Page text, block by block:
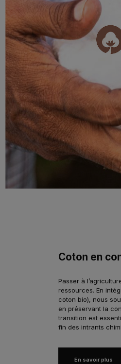
Coton en
Passer à
ressources. En
coton bio), nous
en préservant la
transition est
fin des intrants
En savoir plus